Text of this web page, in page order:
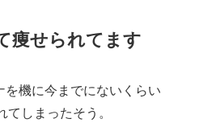
痩せられてます
を機に今までにないくらい
しまったそう。